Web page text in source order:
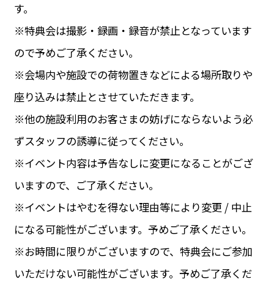
す。
※特典会は撮影・録画・録音が禁止となっています
ので予めご了承ください。
※会場内や施設での荷物置きなどによる場所取りや
座り込みは禁止とさせていただきます。
※他の施設利用のお客さまの妨げにならないよう必
ずスタッフの誘導に従ってください。
※イベント内容は予告なしに変更になることがござ
いますので、ご了承ください。
※イベントはやむを得ない理由等により変更 / 中止
になる可能性がございます。予めご了承ください。
※お時間に限りがございますので、特典会にご参加
いただけない可能性がございます。予めご了承くだ